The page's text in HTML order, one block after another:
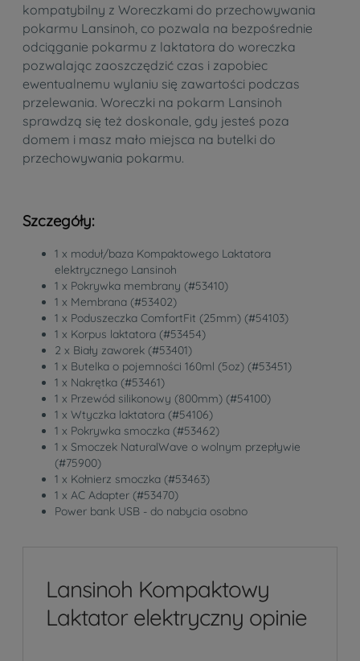
kompatybilny z Woreczkami do przechowywania
pokarmu Lansinoh, co pozwala na bezpośrednie
odciąganie pokarmu z laktatora do woreczka
pozwalając zaoszczędzić czas i zapobiec
ewentualnemu wylaniu się zawartości podczas
przelewania. Woreczki na pokarm Lansinoh
sprawdzą się też doskonale, gdy jesteś poza
domem i masz mało miejsca na butelki do
przechowywania pokarmu.
Szczegóły:
1 x moduł/baza Kompaktowego Laktatora
elektrycznego Lansinoh
1 x Pokrywka membrany (#53410)
1 x Membrana (#53402)
1 x Poduszeczka ComfortFit (25mm) (#54103)
1 x Korpus laktatora (#53454)
2 x Biały zaworek (#53401)
1 x Butelka o pojemności 160ml (5oz) (#53451)
1 x Nakrętka (#53461)
1 x Przewód silikonowy (800mm) (#54100)
1 x Wtyczka laktatora (#54106)
1 x Pokrywka smoczka (#53462)
1 x Smoczek NaturalWave o wolnym przepływie
(#75900)
1 x Kołnierz smoczka (#53463)
1 x AC Adapter (#53470)
Power bank USB - do nabycia osobno
Lansinoh Kompaktowy
Laktator elektryczny opinie